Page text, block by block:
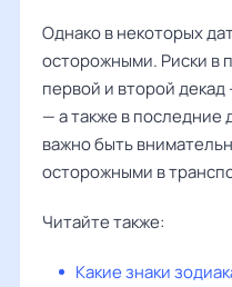
Однако в некоторых
осторожными. Риски в
первой и второй
— а также в последние
важно быть
осторожными в
Читайте также:
Какие знаки